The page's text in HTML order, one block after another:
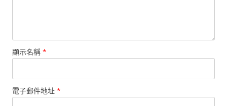
顯示名稱 *
電子郵件地址 *